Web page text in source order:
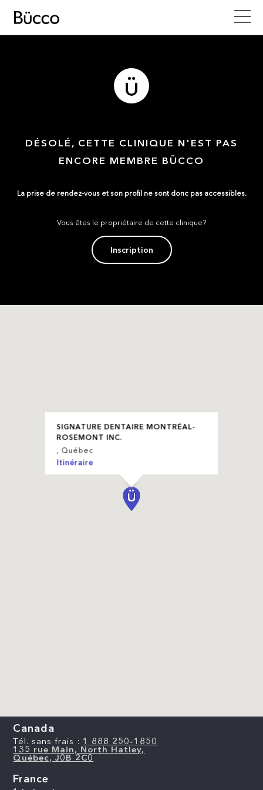
DÉSOLÉ, CETTE CLINIQUE N'EST PAS
ENCORE MEMBRE BÜCCO
La prise de rendez-vous et son profil ne sont donc pas accessibles.
Vous êtes le propriétaire de cette clinique?
Inscription
SIGNATURE DENTAIRE MONTRÉAL-
ROSEMONT INC.
, Québec
Itinéraire
Canada
Tél. sans frais : 1 888 250-1850
135 rue Main, North Hatley,
Québec, J0B 2C0
France